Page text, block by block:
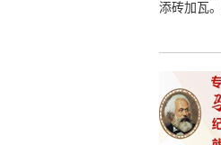
添砖加瓦。